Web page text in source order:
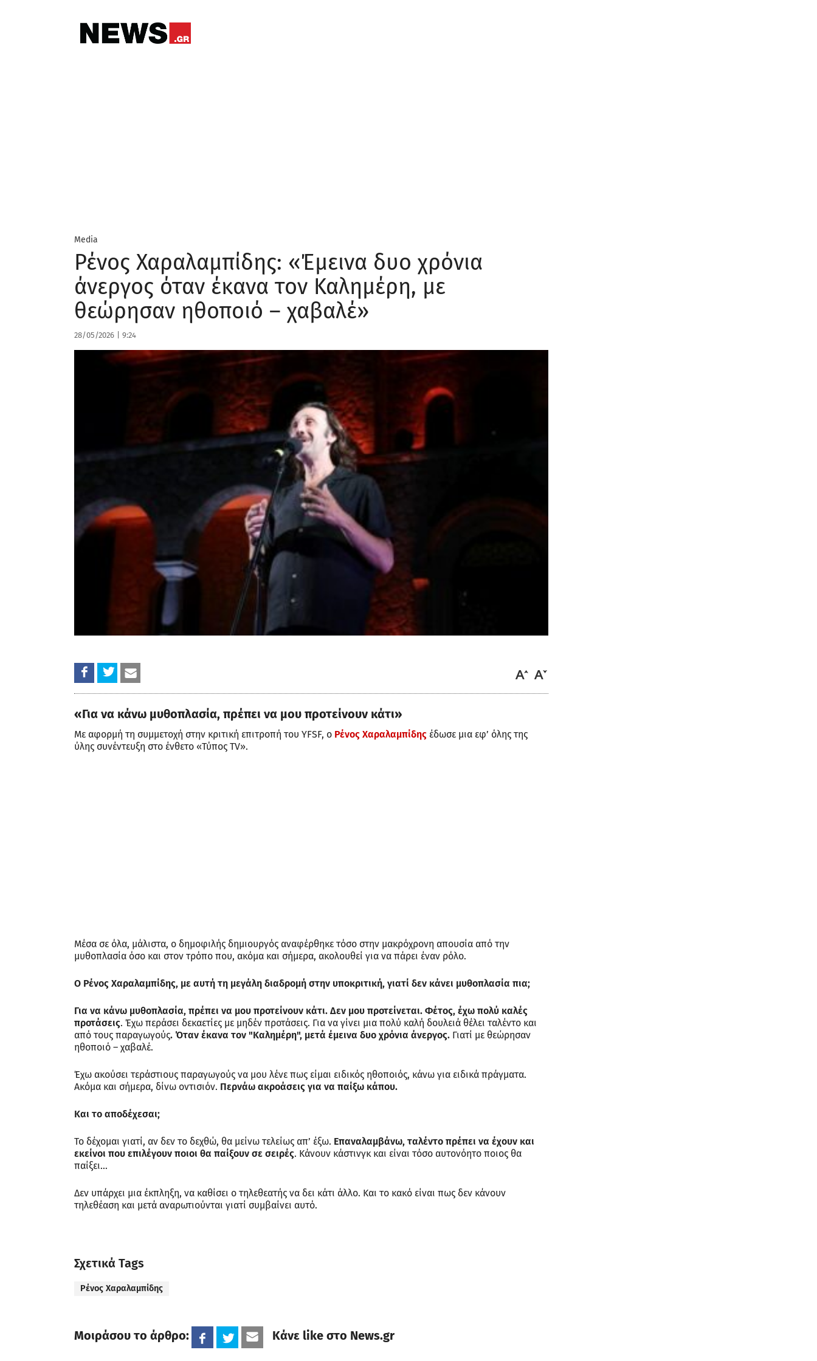
Media
Ρένος Χαραλαμπίδης: «Έμεινα δυο χρόνια
άνεργος όταν έκανα τον Καλημέρη, με
θεώρησαν ηθοποιό – χαβαλέ»
28/05/2026 9:24
«Για να κάνω μυθοπλασία, πρέπει να μου προτείνουν κάτι»
Με αφορμή τη συμμετοχή στην κριτική επιτροπή του YFSF, ο Ρένος Χαραλαμπίδης έδωσε μια εφ’ όλης της
ύλης συνέντευξη στο ένθετο «Τύπος TV».
Μέσα σε όλα, μάλιστα, ο δημοφιλής δημιουργός αναφέρθηκε τόσο στην μακρόχρονη απουσία από την
μυθοπλασία όσο και στον τρόπο που, ακόμα και σήμερα, ακολουθεί για να πάρει έναν ρόλο.
Ο Ρένος Χαραλαμπίδης, με αυτή τη μεγάλη διαδρομή στην υποκριτική, γιατί δεν κάνει μυθοπλασία πια;
Για να κάνω μυθοπλασία, πρέπει να μου προτείνουν κάτι. Δεν μου προτείνεται. Φέτος, έχω πολύ καλές
προτάσεις. Έχω περάσει δεκαετίες με μηδέν προτάσεις. Για να γίνει μια πολύ καλή δουλειά θέλει ταλέντο και
από τους παραγωγούς. Όταν έκανα τον "Καλημέρη", μετά έμεινα δυο χρόνια άνεργος. Γιατί με θεώρησαν
ηθοποιό – χαβαλέ.
Έχω ακούσει τεράστιους παραγωγούς να μου λένε πως είμαι ειδικός ηθοποιός, κάνω για ειδικά πράγματα.
Ακόμα και σήμερα, δίνω οντισιόν. Περνάω ακροάσεις για να παίξω κάπου.
Και το αποδέχεσαι;
Το δέχομαι γιατί, αν δεν το δεχθώ, θα μείνω τελείως απ’ έξω. Επαναλαμβάνω, ταλέντο πρέπει να έχουν και
εκείνοι που επιλέγουν ποιοι θα παίξουν σε σειρές. Κάνουν κάστινγκ και είναι τόσο αυτονόητο ποιος θα
παίξει…
Δεν υπάρχει μια έκπληξη, να καθίσει ο τηλεθεατής να δει κάτι άλλο. Και το κακό είναι πως δεν κάνουν
τηλεθέαση και μετά αναρωτιούνται γιατί συμβαίνει αυτό.
Σχετικά Tags
Ρένος Χαραλαμπίδης
Μοιράσου το άρθρο: Κάνε like στο News.gr